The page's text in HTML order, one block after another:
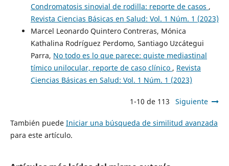
Condromatosis sinovial de rodilla: reporte de casos ,
Revista Ciencias Básicas en Salud: Vol. 1 Núm. 1 (2023)
Marcel Leonardo Quintero Contreras, Mónica
Kathalina Rodríguez Perdomo, Santiago Uzcátegui
Parra, No todo es lo que parece: quiste mediastinal
tímico unilocular, reporte de caso clínico , Revista
Ciencias Básicas en Salud: Vol. 1 Núm. 1 (2023)
1-10 de 113 Siguiente
También puede Iniciar una búsqueda de similitud avanzada
para este artículo.